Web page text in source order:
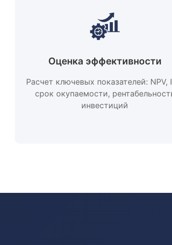
Оценка эффективности
Расчет ключевых показателей: NPV,
срок окупаемости,
инвестиций